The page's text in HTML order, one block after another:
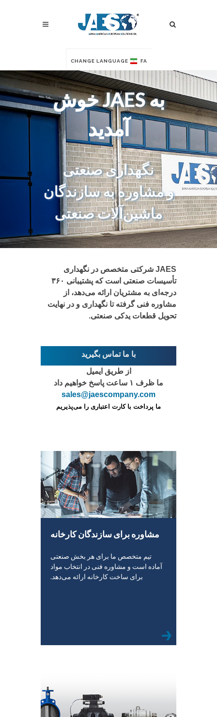
CHANGE LANGUAGE FA
به JAES خوش
آمدید
نگهداری صنعتی
و مشاوره به سازندگان
ماشین‌آلات صنعتی
JAES شرکتی متخصص در نگهداری
تأسیسات صنعتی است که پشتیبانی ۳۶۰
درجه‌ای به مشتریان ارائه می‌دهد، از
مشاوره فنی گرفته تا نگهداری و در نهایت
تحویل قطعات یدکی صنعتی.
با ما تماس بگیرید
از طریق ایمیل
ما ظرف ۱ ساعت پاسخ خواهیم داد
sales@jaescompany.com
ما پرداخت با کارت اعتباری را می‌پذیریم
مشاوره برای سازندگان کارخانه
تیم متخصص ما برای هر بخش صنعتی
آماده است و مشاوره فنی در انتخاب مواد
برای ساخت کارخانه ارائه می‌دهد.